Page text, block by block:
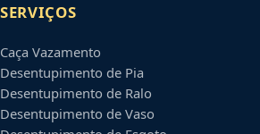
SERVIÇOS
Caça Vazamento
Desentupimento de Pia
Desentupimento de Ralo
Desentupimento de Vaso